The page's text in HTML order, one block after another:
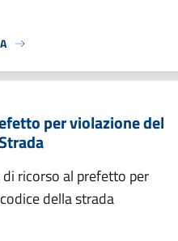
per violazione del
ricorso al prefetto per
della strada